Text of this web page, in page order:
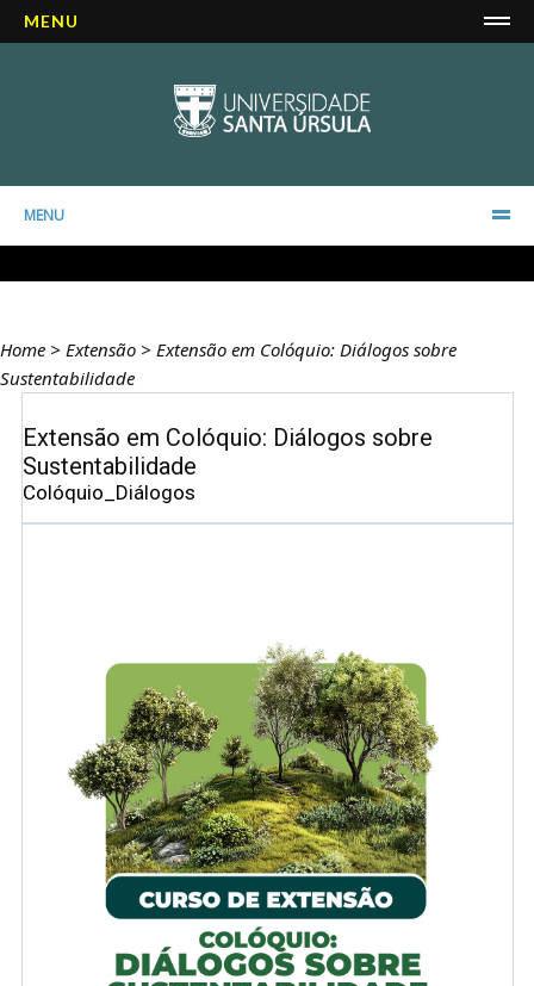
MENU
MENU
Home > Extensão > Extensão em Colóquio: Diálogos​​ sobre
Sustentabilidade
Extensão em Colóquio: Diálogos​​ sobre
Sustentabilidade
Colóquio_Diálogos​​